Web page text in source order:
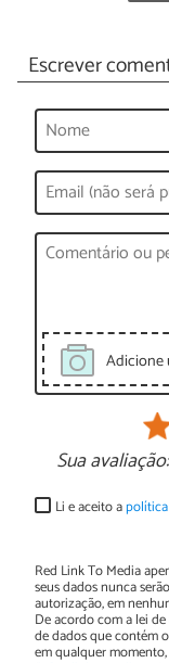
Escrever
Adicione
Sua avaliação:
Li e aceito a
Red Link To Media
seus dados nunca
autorização, em
De acordo com a lei
de dados que contém
em qualquer